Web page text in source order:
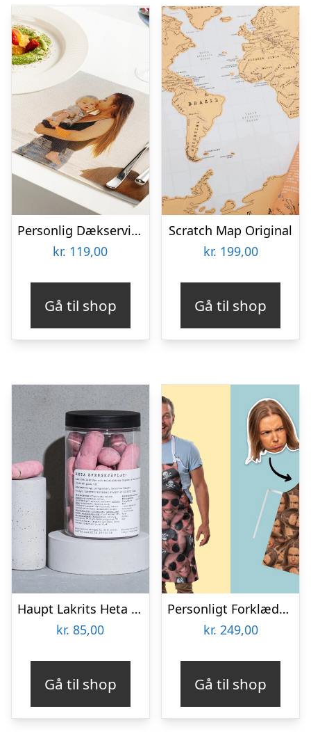
Personlig Dækserviet med Billede
kr. 119,00
Gå til shop
Scratch Map Original
kr. 199,00
Gå til shop
Haupt Lakrits Heta Svenskjävlar!
kr. 85,00
Gå til shop
Personligt Forklæde med Billede – Multiface
kr. 249,00
Gå til shop